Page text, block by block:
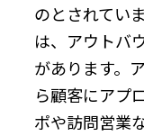
のとされてい
は、アウトバ
があります。
ら顧客にアプ
ポや訪問営業